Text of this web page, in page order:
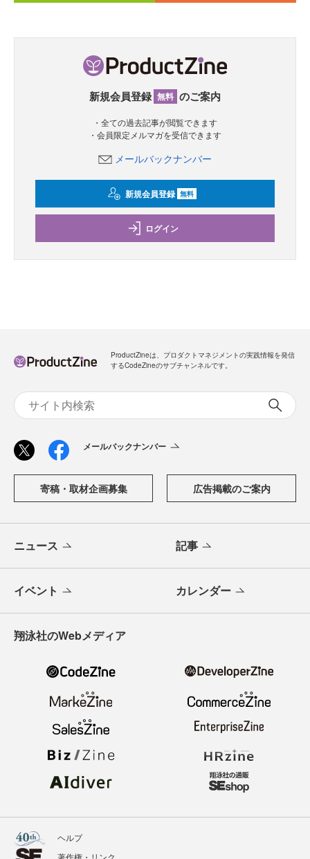
新規会員登録 無料 のご案内
・全ての過去記事が閲覧できます
・会員限定メルマガを受信できます
メールバックナンバー
新規会員登録 無料
ログイン
ProductZineは、プロダクトマネジメントの実践情報を発信
するCodeZineのサブチャンネルです。
メールバックナンバー
寄稿・取材企画募集 広告掲載のご案内
ニュース 記事
イベント カレンダー
翔泳社のWebメディア
ヘルプ